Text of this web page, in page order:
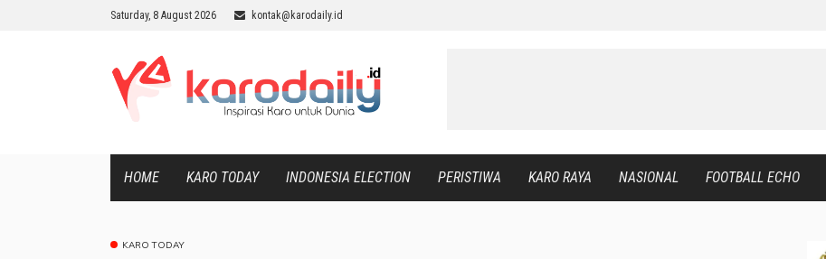
Saturday, 8 August 2026 kontak@karodaily.id
HOME KARO TODAY INDONESIA ELECTION PERISTIWA KARO RAYA NASIONAL FOOTBALL ECHO
KARO TODAY